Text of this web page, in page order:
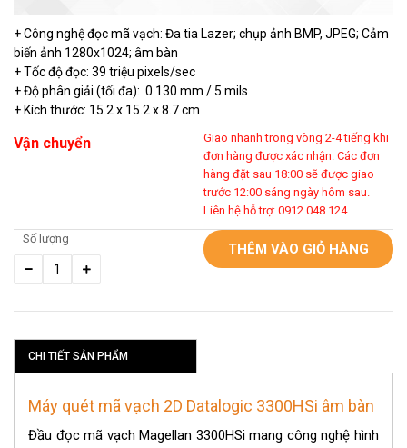
+ Công nghệ đọc mã vạch: Đa tia Lazer; chụp ảnh BMP, JPEG; Cảm
biến ảnh 1280x1024; âm bàn
+ Tốc độ đọc: 39 triệu pixels/sec
+ Độ phân giải (tối đa): 0.130 mm / 5 mils
+ Kích thước: 15.2 x 15.2 x 8.7 cm
Vận chuyển
Giao nhanh trong vòng 2-4 tiếng khi
đơn hàng được xác nhận. Các đơn
hàng đặt sau 18:00 sẽ được giao
trước 12:00 sáng ngày hôm sau.
Liên hệ hỗ trợ: 0912 048 124
Số lượng
THÊM VÀO GIỎ HÀNG
CHI TIẾT SẢN PHẨM
Máy quét mã vạch 2D Datalogic 3300HSi âm bàn
Đầu đọc mã vạch Magellan 3300HSi mang công nghệ hình